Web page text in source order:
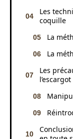
Les
coquille
La
La
Les
l’escargot